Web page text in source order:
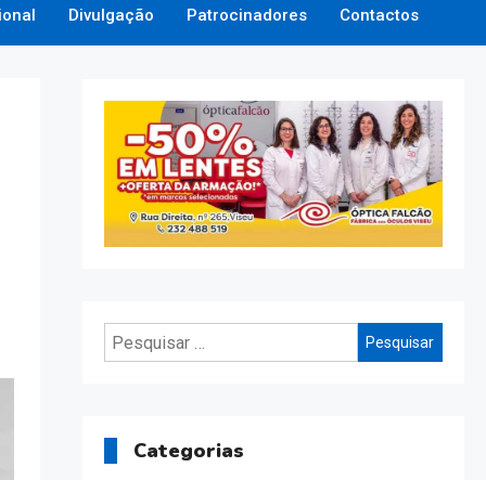
Divulgação Patrocinadores Contactos
Pesquisar
por:
Categorias